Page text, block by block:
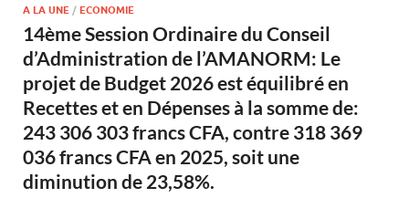
A LA UNE / ECONOMIE
14ème Session Ordinaire du Conseil
d’Administration de l’AMANORM: Le
projet de Budget 2026 est équilibré en
Recettes et en Dépenses à la somme de:
243 306 303 francs CFA, contre 318 369
036 francs CFA en 2025, soit une
diminution de 23,58%.